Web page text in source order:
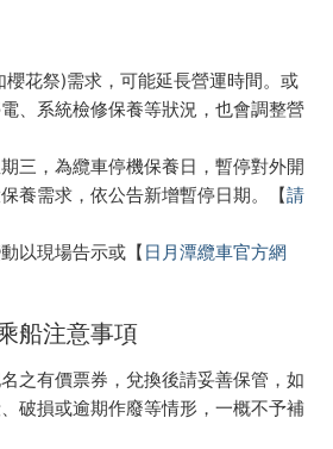
櫻花祭)需求，可能延長營運時間。或
、系統檢修保養等狀況，也會調整營
三，為纜車停機保養日，暫停對外開
養需求，依公告新增暫停日期。【請
以現場告示或【 日月潭纜車官方網
船注意事項
之有價票券，兌換後請妥善保管，如
破損或逾期作廢等情形，一概不予補